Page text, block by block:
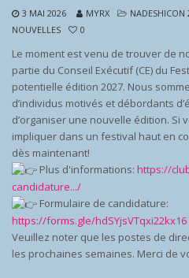
3 MAI 2026 MYRX NADESHICON
NOUVELLES
0
Le moment est venu de trouver de
partie du Conseil Exécutif (CE) du
potentielle édition 2027. Nous
d’individus motivés et débordants
d’organiser une nouvelle édition. Si
impliquer dans un festival haut en
dès maintenant!
Plus d'informations: https://
candidature.../
Formulaire de candidature:
https://forms.gle/hdSYjsVTqxi22kx16
Veuillez noter que les postes de
les prochaines semaines. Merci de